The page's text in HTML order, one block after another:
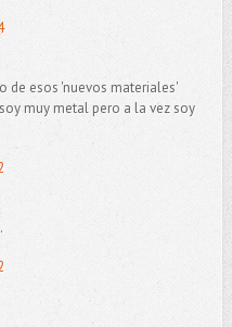
de esos 'nuevos materiales'
muy metal pero a la vez soy